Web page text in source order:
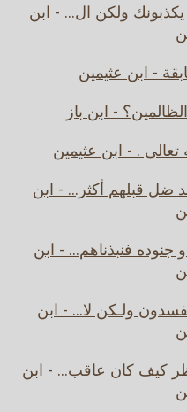
يكذبونك ولكن ال... - ابن
- ابن عثيمين
- ابن باز
. - ابن عثيمين
ضل قبلهم أكثر... - ابن
جنوده فنبذناهم... - ابن
ولـكن لا... - ابن
كيف كان عاقب... - ابن